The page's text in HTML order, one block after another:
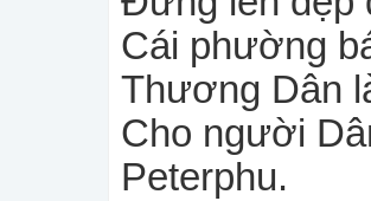
Cái phường
Thương Dân
Cho người
Peterphu.